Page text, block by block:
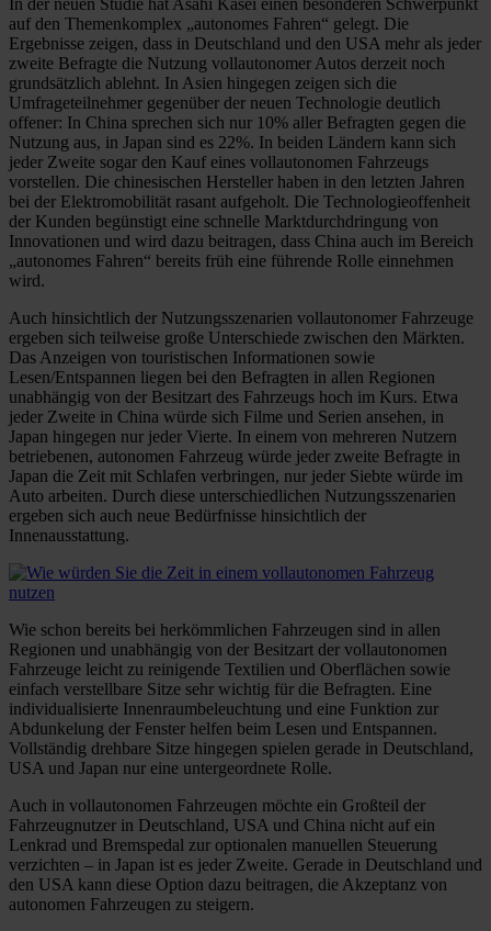
In der neuen Studie hat Asahi Kasei einen besonderen Schwerpunkt
auf den Themenkomplex „autonomes Fahren“ gelegt. Die
Ergebnisse zeigen, dass in Deutschland und den USA mehr als jeder
zweite Befragte die Nutzung vollautonomer Autos derzeit noch
grundsätzlich ablehnt. In Asien hingegen zeigen sich die
Umfrageteilnehmer gegenüber der neuen Technologie deutlich
offener: In China sprechen sich nur 10% aller Befragten gegen die
Nutzung aus, in Japan sind es 22%. In beiden Ländern kann sich
jeder Zweite sogar den Kauf eines vollautonomen Fahrzeugs
vorstellen. Die chinesischen Hersteller haben in den letzten Jahren
bei der Elektromobilität rasant aufgeholt. Die Technologieoffenheit
der Kunden begünstigt eine schnelle Marktdurchdringung von
Innovationen und wird dazu beitragen, dass China auch im Bereich
„autonomes Fahren“ bereits früh eine führende Rolle einnehmen
wird.
Auch hinsichtlich der Nutzungsszenarien vollautonomer Fahrzeuge
ergeben sich teilweise große Unterschiede zwischen den Märkten.
Das Anzeigen von touristischen Informationen sowie
Lesen/Entspannen liegen bei den Befragten in allen Regionen
unabhängig von der Besitzart des Fahrzeugs hoch im Kurs. Etwa
jeder Zweite in China würde sich Filme und Serien ansehen, in
Japan hingegen nur jeder Vierte. In einem von mehreren Nutzern
betriebenen, autonomen Fahrzeug würde jeder zweite Befragte in
Japan die Zeit mit Schlafen verbringen, nur jeder Siebte würde im
Auto arbeiten. Durch diese unterschiedlichen Nutzungsszenarien
ergeben sich auch neue Bedürfnisse hinsichtlich der
Innenausstattung.
Wie schon bereits bei herkömmlichen Fahrzeugen sind in allen
Regionen und unabhängig von der Besitzart der vollautonomen
Fahrzeuge leicht zu reinigende Textilien und Oberflächen sowie
einfach verstellbare Sitze sehr wichtig für die Befragten. Eine
individualisierte Innenraumbeleuchtung und eine Funktion zur
Abdunkelung der Fenster helfen beim Lesen und Entspannen.
Vollständig drehbare Sitze hingegen spielen gerade in Deutschland,
USA und Japan nur eine untergeordnete Rolle.
Auch in vollautonomen Fahrzeugen möchte ein Großteil der
Fahrzeugnutzer in Deutschland, USA und China nicht auf ein
Lenkrad und Bremspedal zur optionalen manuellen Steuerung
verzichten – in Japan ist es jeder Zweite. Gerade in Deutschland und
den USA kann diese Option dazu beitragen, die Akzeptanz von
autonomen Fahrzeugen zu steigern.